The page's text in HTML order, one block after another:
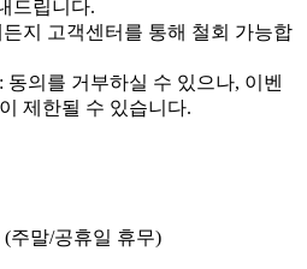
드립니다.
지 고객센터를 통해 철회 가능합
동의를 거부하실 수 있으나, 이벤
제한될 수 있습니다.
(주말/공휴일 휴무)